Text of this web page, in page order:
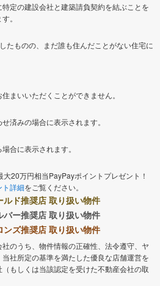
定の建設会社と建築請負契約を結ぶことを
。
たものの、まだ誰も住んだことがない住宅に
まいいただくことができません。
済みの場合に表示されます。
合に表示されます。
大20万円相当PayPayポイントプレゼント！
ト詳細をご覧ください。
ルド推奨店 取り扱い物件
バー推奨店 取り扱い物件
ンズ推奨店 取り扱い物件
のうち、物件情報の正確性、法令遵守、ヤ
社所定の基準を満たした優良な店舗運営を
もしくは当該認定を受けた不動産会社の取